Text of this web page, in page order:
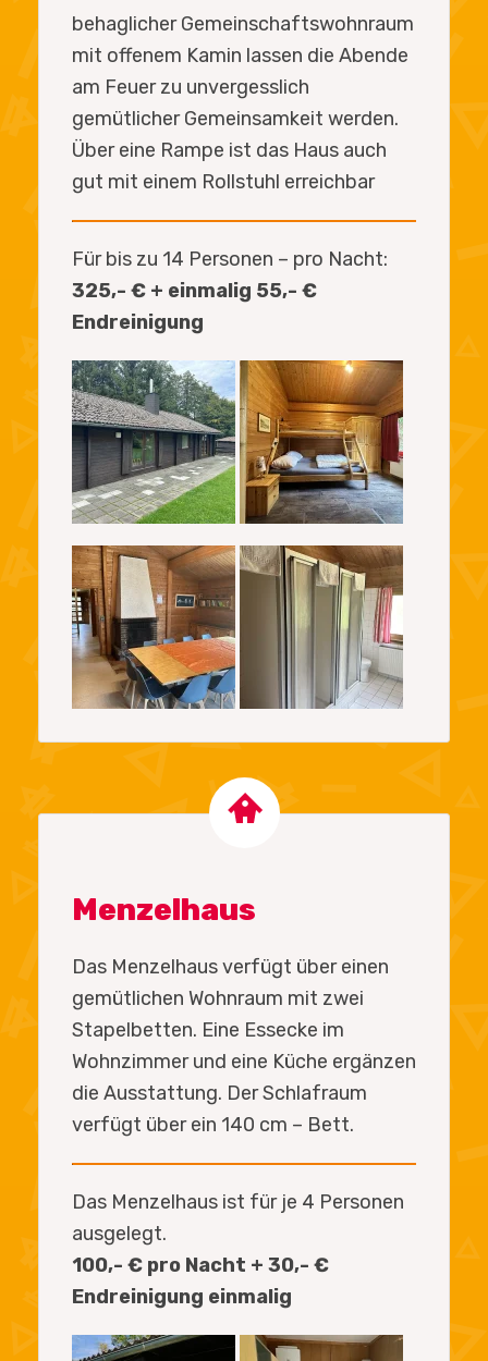
behaglicher Gemeinschaftswohnraum
mit offenem Kamin lassen die Abende
am Feuer zu unvergesslich
gemütlicher Gemeinsamkeit werden.
Über eine Rampe ist das Haus auch
gut mit einem Rollstuhl erreichbar
Für bis zu 14 Personen – pro Nacht:
325,- € + einmalig 55,- €
Endreinigung
Menzelhaus
Das Menzelhaus verfügt über einen
gemütlichen Wohnraum mit zwei
Stapelbetten. Eine Essecke im
Wohnzimmer und eine Küche ergänzen
die Ausstattung. Der Schlafraum
verfügt über ein 140 cm – Bett.
Das Menzelhaus ist für je 4 Personen
ausgelegt.
100,- € pro Nacht + 30,- €
Endreinigung einmalig